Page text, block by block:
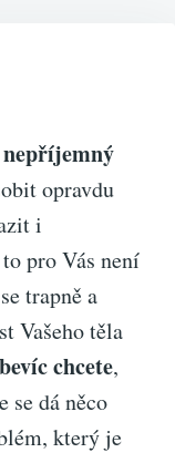
nepříjemný
opravdu
i
pro Vás není
trapně a
Vašeho těla
chcete,
se dá něco
který je